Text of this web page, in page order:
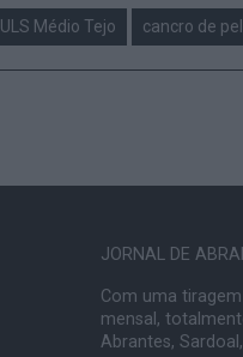
ULS Médio Tejo cancro de
JORNAL DE
Com uma
mensal,
Abrantes,